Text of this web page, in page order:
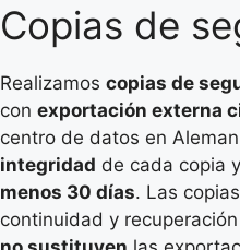
Copias de
Realizamos copias de
con exportación externa
centro de datos en
integridad de cada copia
menos 30 días. Las
continuidad y